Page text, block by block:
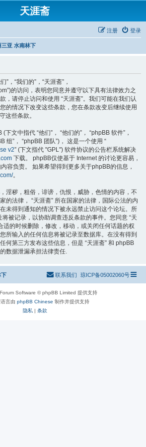
天涯斋
登录
注册
三亚 水南林下
”，“我们的”，“天涯斋”，
的访问，表明您同意并遵守以下具有法律效力之
，请停止访问和使用 “天涯斋”。我们可能在我们认
的情况下改变这些条款，您在条款改变后继续使用
这些条款。
文中指代 “他们”， “他们的”， “phpBB 软件”，
组”， “phpBB 团队”)， 这是一个使用 “
v2” (下文指代 "GPL") 软件协议的公告栏系统解决
下载。 phpBB仅使基于 Internet 的讨论更容易，
容负责。 如果希望得到更多关于phpBB的信息，
。
淫秽，粗俗，诽谤，仇恨，威胁，色情的内容，不
的法律， “天涯斋” 所在国家的法律，国际公法的内
未得到通知的情况下被永远禁止访问这个论坛。所
被记录，以协助调查违反条款的事件。您同意 “天
适的时候删除，修改，移动，或关闭任何话题的权
所输入的任何信息将被记录至数据库。在没有得到
何第三方发布这些信息，但是 “天涯斋” 和 phpBB
数据泄漏承担法律责任.
下 琼ICP备05002060号
联系我们
Software © phpBB Limited 提供支持
言由 phpBB Chinese 制作并提供支持
隐私 | 条款